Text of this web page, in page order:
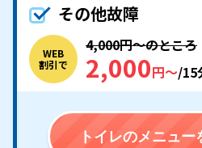
その他故障
WEB
割引で
4,000円〜のところ
2,000円〜/15
トイレのメニュ